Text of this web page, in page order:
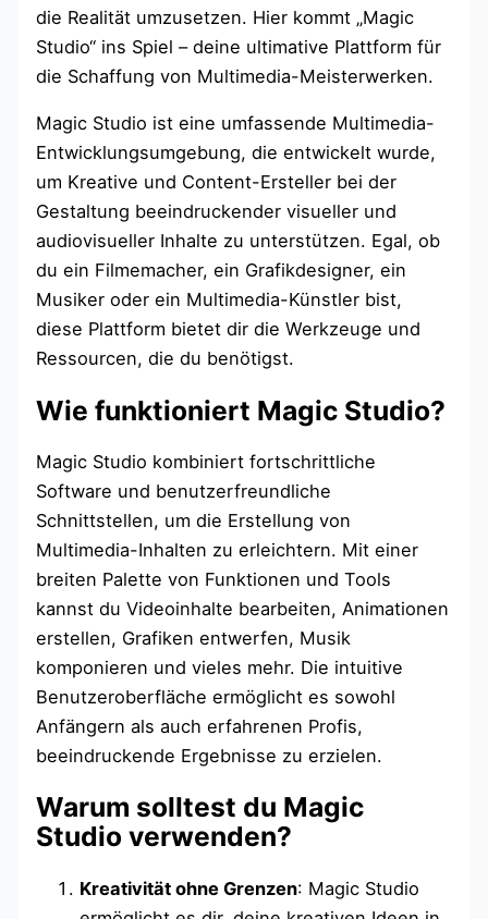
die Realität umzusetzen. Hier kommt „Magic
Studio“ ins Spiel – deine ultimative Plattform für
die Schaffung von Multimedia-Meisterwerken.
Magic Studio ist eine umfassende Multimedia-
Entwicklungsumgebung, die entwickelt wurde,
um Kreative und Content-Ersteller bei der
Gestaltung beeindruckender visueller und
audiovisueller Inhalte zu unterstützen. Egal, ob
du ein Filmemacher, ein Grafikdesigner, ein
Musiker oder ein Multimedia-Künstler bist,
diese Plattform bietet dir die Werkzeuge und
Ressourcen, die du benötigst.
Wie funktioniert Magic Studio?
Magic Studio kombiniert fortschrittliche
Software und benutzerfreundliche
Schnittstellen, um die Erstellung von
Multimedia-Inhalten zu erleichtern. Mit einer
breiten Palette von Funktionen und Tools
kannst du Videoinhalte bearbeiten, Animationen
erstellen, Grafiken entwerfen, Musik
komponieren und vieles mehr. Die intuitive
Benutzeroberfläche ermöglicht es sowohl
Anfängern als auch erfahrenen Profis,
beeindruckende Ergebnisse zu erzielen.
Warum solltest du Magic
Studio verwenden?
Kreativität ohne Grenzen: Magic Studio